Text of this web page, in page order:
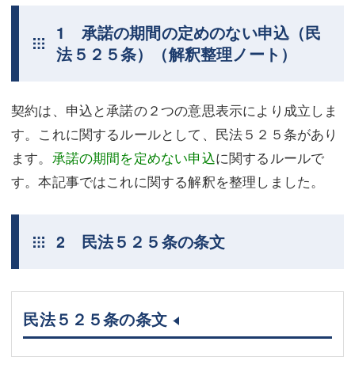
アクセス
東京事務所 (新宿・四谷)
川口事務所（埼玉県川口市）
東京事務所 (新宿・四谷)
埼玉事務所 (さいたま市)
お問い合せフォーム
1 承諾の期間の定めのない申込（民
法５２５条）（解釈整理ノート）
契約は、申込と承諾の２つの意思表示により成立しま
す。これに関するルールとして、民法５２５条があり
ます。 承諾の期間を定めない申込に関するルールで
す。本記事ではこれに関する解釈を整理しました。
2 民法５２５条の条文
民法５２５条の条文